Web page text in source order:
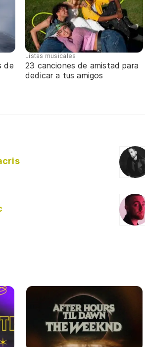
de
Listas musicales
23 canciones de amistad para
dedicar a tus amigos